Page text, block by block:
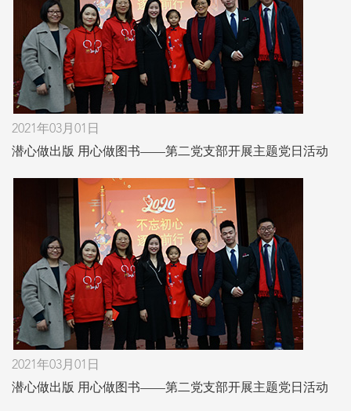
2021年03月01日
潜心做出版 用心做图书——第二党支部开展主题党日活动
2021年03月01日
潜心做出版 用心做图书——第二党支部开展主题党日活动